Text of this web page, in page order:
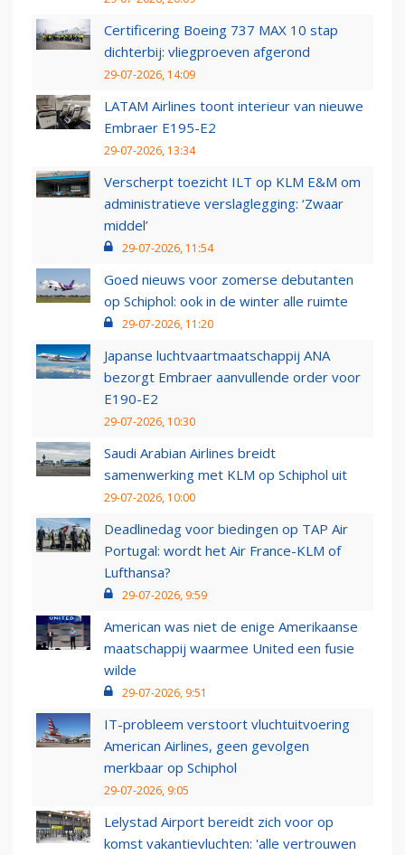
Certificering Boeing 737 MAX 10 stap
dichterbij: vliegproeven afgerond
29-07-2026, 14:09
LATAM Airlines toont interieur van nieuwe
Embraer E195-E2
29-07-2026, 13:34
Verscherpt toezicht ILT op KLM E&M om
administratieve verslaglegging: ‘Zwaar
middel’
29-07-2026, 11:54
Goed nieuws voor zomerse debutanten
op Schiphol: ook in de winter alle ruimte
29-07-2026, 11:20
Japanse luchtvaartmaatschappij ANA
bezorgt Embraer aanvullende order voor
E190-E2
29-07-2026, 10:30
Saudi Arabian Airlines breidt
samenwerking met KLM op Schiphol uit
29-07-2026, 10:00
Deadlinedag voor biedingen op TAP Air
Portugal: wordt het Air France-KLM of
Lufthansa?
29-07-2026, 9:59
American was niet de enige Amerikaanse
maatschappij waarmee United een fusie
wilde
29-07-2026, 9:51
IT-probleem verstoort vluchtuitvoering
American Airlines, geen gevolgen
merkbaar op Schiphol
29-07-2026, 9:05
Lelystad Airport bereidt zich voor op
komst vakantievluchten: 'alle vertrouwen